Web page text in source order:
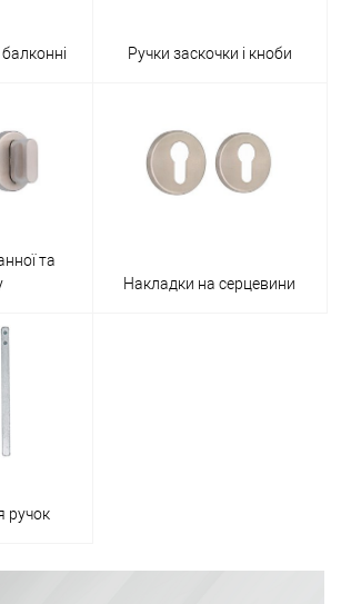
балконні Ручки заскочки і кноби
та
Накладки на серцевини
ручок